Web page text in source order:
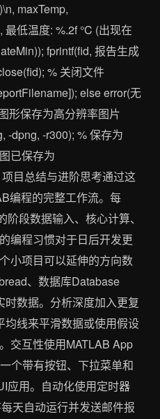
maxTemp,
低温度: %.2f °C (出现在
fprintf(fid, 报告生成
% 关闭文件
else error(无
形保存为高分辨率图片
-dpng, -r300); % 保存为
已保存为
目总结与进阶思考通过这
编程的完整工作流。每
段数据输入、核心计算、
编程习惯对于日后开发更
小项目可以延伸的方向数
、数据库Database
数据。分析深度加入更复
均线来平滑数据或使用假设
交互性使用MATLAB App
个带有按钮、下拉菜单和
应用。自动化使用定时器
天自动运行并发送邮件报